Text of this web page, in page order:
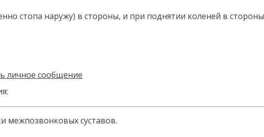
стопа наружу) в стороны, и при поднятии коленей в
межпозвонковых суставов.